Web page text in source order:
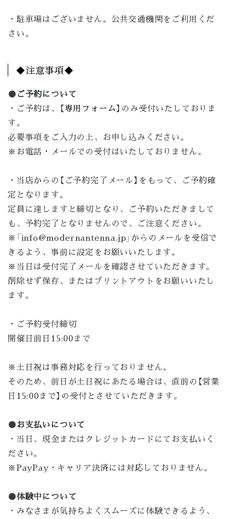
・駐車場はございません。公共交通機関をご利用くだ
さい。
◆注意事項◆
●ご予約について
・ご予約は、【専用フォーム】のみ受付いたしておりま
す。
必要事項をご入力の上、お申し込みください。
※お電話・メールでの受付はいたしておりません。
・当店からの【ご予約完了メール】をもって、ご予約確
定となります。
定員に達しますと締切となり、ご予約いただきまして
も、予約完了となりませんので、ご注意ください。
※「info@modernantenna.jp」からのメールを受信で
きるよう、事前に設定をお願いいたします。
※当日は受付完了メールを確認させていただきます。
削除せず保存、またはプリントアウトをお願いいたし
ます。
・ご予約受付締切
開催日前日15:00まで
※土日祝は事務対応を行っておりません。
そのため、前日が土日祝にあたる場合は、直前の【営業
日15:00まで】の受付とさせていただきます。
●お支払いについて
・当日、現金またはクレジットカードにてお支払いく
ださい。
※PayPay・キャリア決済には対応しておりません。
●体験中について
・みなさまが気持ちよくスムーズに体験できるよう、